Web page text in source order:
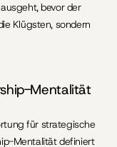
bevor der
Klügsten, sondern
Mentalität
für strategische
Mentalität definiert